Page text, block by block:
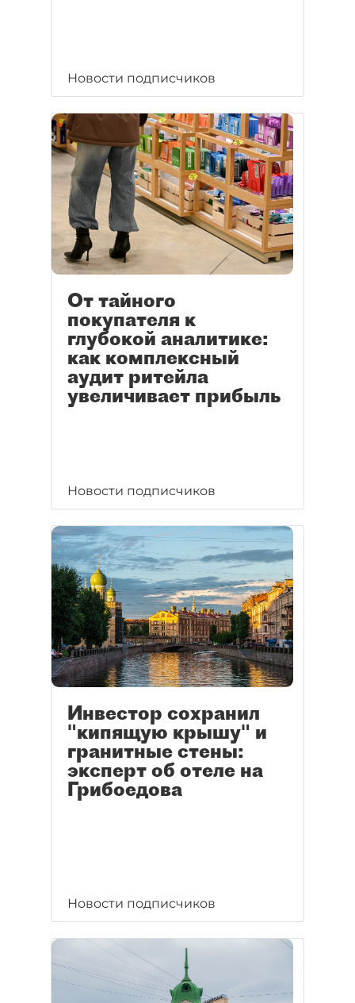
Новости подписчиков
От тайного
покупателя к
глубокой аналитике:
как комплексный
аудит ритейла
увеличивает прибыль
Новости подписчиков
Инвестор сохранил
"кипящую крышу" и
гранитные стены:
эксперт об отеле на
Грибоедова
Новости подписчиков